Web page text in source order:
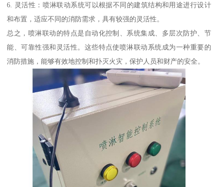
6. 灵活性：喷淋联动系统可以根据不同的建筑结构和用途进行设计
和布置，适应不同的消防需求，具有较强的灵活性。
总之，喷淋联动的特点是自动化控制、系统集成、多层次防护、节
能、可靠性强和灵活性。这些特点使喷淋联动系统成为一种重要的
消防措施，能够有效地控制和扑灭火灾，保护人员和财产的安全。